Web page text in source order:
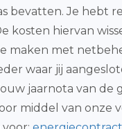
bevatten. Je hebt
kosten hiervan
maken met
waar jij
jaarnota van de
middel van onze